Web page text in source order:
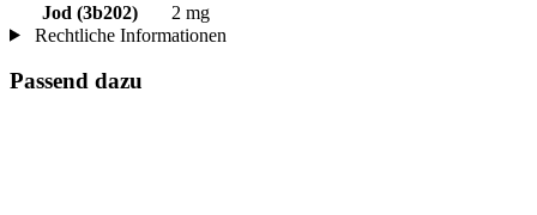
Jod (3b202)
2 mg
Rechtliche Informationen
Passend dazu